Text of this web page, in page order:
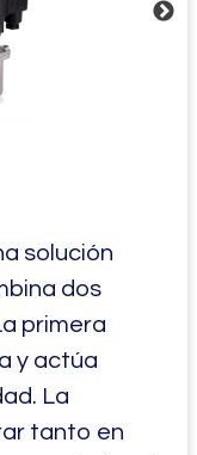
solución
dos
primera
y actúa
La
tanto en